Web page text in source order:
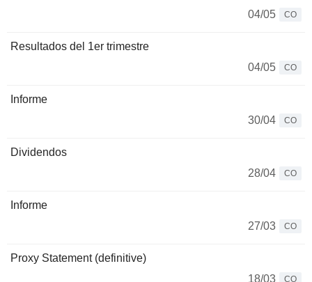
04/05
CO
Resultados del 1er trimestre
04/05
CO
Informe
30/04
CO
Dividendos
28/04
CO
Informe
27/03
CO
Proxy Statement (definitive)
18/03
CO